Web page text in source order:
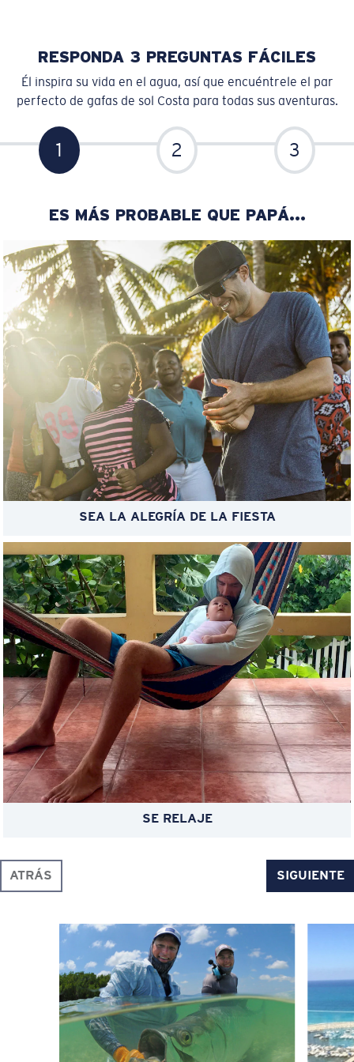
RESPONDA 3 PREGUNTAS FÁCILES
Él inspira su vida en el agua, así que encuéntrele el par
perfecto de gafas de sol Costa para todas sus aventuras.
1 2 3
ES MÁS PROBABLE QUE PAPÁ...
SEA LA ALEGRÍA DE LA FIESTA
SE RELAJE
ATRÁS SIGUIENTE